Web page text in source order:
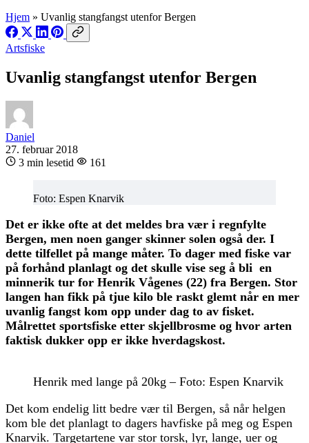
Hjem » Uvanlig stangfangst utenfor Bergen
Artsfiske
Uvanlig stangfangst utenfor Bergen
Daniel
27. februar 2018
3 min lesetid
161
Foto: Espen Knarvik
Det er ikke ofte at det meldes bra vær i regnfylte
Bergen, men noen ganger skinner solen også der. I
dette tilfellet på mange måter. To dager med fiske var
på forhånd planlagt og det skulle vise seg å bli en
minnerik tur for Henrik Vågenes (22) fra Bergen. Stor
langen han fikk på tjue kilo ble raskt glemt når en mer
uvanlig fangst kom opp under dag to av fisket.
Målrettet sportsfiske etter skjellbrosme og hvor arten
faktisk dukker opp er ikke hverdagskost.
Henrik med lange på 20kg – Foto: Espen Knarvik
Det kom endelig litt bedre vær til Bergen, så når helgen
kom ble det planlagt to dagers havfiske på meg og Espen
Knarvik. Targetartene var stor torsk, lyr, lange, uer og